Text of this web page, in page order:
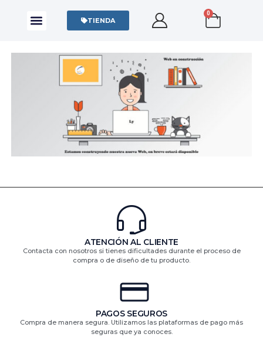
TIENDA
0
ATENCIÓN AL CLIENTE
Contacta con nosotros si tienes dificultades durante el proceso de
compra o de diseño de tu producto.
PAGOS SEGUROS
Compra de manera segura. Utilizamos las plataformas de pago más
seguras que ya conoces.